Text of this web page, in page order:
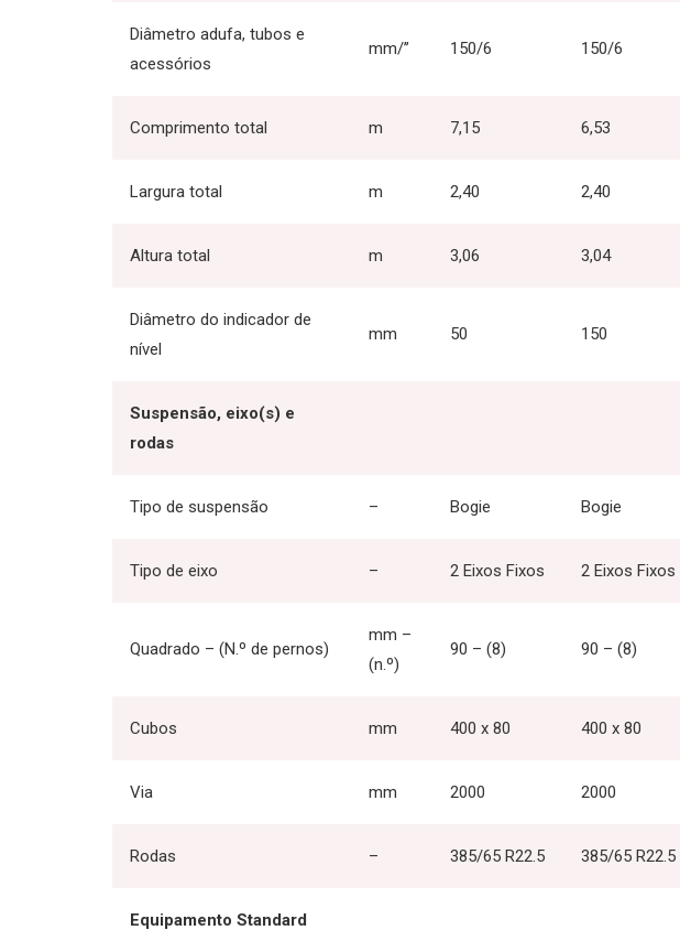
Diâmetro adufa, tubos e
acessórios
mm/’’ 150/6 150/6
Comprimento total m 7,15 6,53
Largura total m 2,40 2,40
Altura total m 3,06 3,04
Diâmetro do indicador de
nível
mm 50 150
Suspensão, eixo(s) e
rodas
Tipo de suspensão – Bogie Bogie
Tipo de eixo – 2 Eixos Fixos 2 Eixos Fixos
Quadrado – (N.º de pernos)
mm –
(n.º)
90 – (8) 90 – (8)
Cubos mm 400 x 80 400 x 80
Via mm 2000 2000
Rodas – 385/65 R22.5 385/65 R22.5
Equipamento Standard